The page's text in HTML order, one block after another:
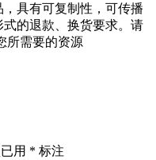
具有可复制性，可传播
的退款、换货要求。请
所需要的资源
用 * 标注